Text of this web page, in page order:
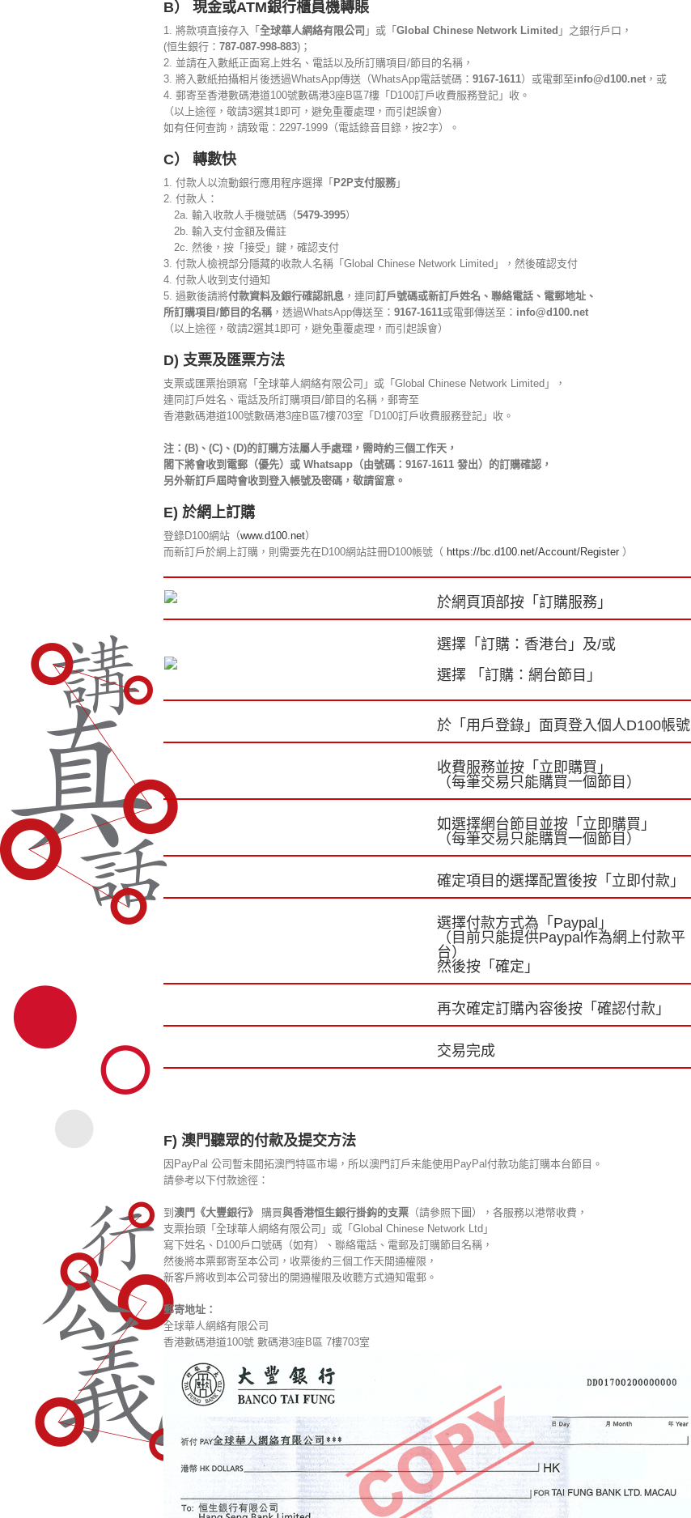
B） 現金或ATM銀行櫃員機轉賬
1. 將款項直接存入「全球華人網絡有限公司 」或「Global Chinese Network Limited 」之銀行戶口，
(恒生銀行： 787-087-998-883)；
2. 並請在入數紙正面寫上姓名、電話以及所訂購項目/節目的名稱，
3. 將入數紙拍攝相片後透過WhatsApp傳送（WhatsApp電話號碼： 9167-1611）或電郵至info@d100.net ，或
4. 郵寄至香港數碼港道100號數碼港3座B區7樓「D100訂戶收費服務登記」收。
（以上途徑，敬請3選其1即可，避免重覆處理，而引起誤會）
如有任何查詢，請致電：2297-1999（電話錄音目錄，按2字）。
C） 轉數快
1. 付款人以流動銀行應用程序選擇「P2P支付服務 」
2. 付款人：
2a. 輸入收款人手機號碼（5479-3995）
2b. 輸入支付金額及備註
2c. 然後，按「接受」鍵，確認支付
3. 付款人檢視部分隱藏的收款人名稱「Global Chinese Network Limited」，然後確認支付
4. 付款人收到支付通知
5. 過數後請將付款資料及銀行確認訊息 ，連同訂戶號碼或新訂戶姓名、聯絡電話、電郵地址、
所訂購項目/節目的名稱 ，透過WhatsApp傳送至： 9167-1611或電郵傳送至： info@d100.net
（以上途徑，敬請2選其1即可，避免重覆處理，而引起誤會）
D) 支票及匯票方法
支票或匯票抬頭寫「全球華人網絡有限公司」或「Global Chinese Network Limited」，
連同訂戶姓名、電話及所訂購項目/節目的名稱，郵寄至
香港數碼港道100號數碼港3座B區7樓703室「D100訂戶收費服務登記」收。
注：(B)、(C)、(D)的訂購方法屬人手處理，需時約三個工作天，
閣下將會收到電郵（優先）或 Whatsapp（由號碼：9167-1611 發出）的訂購確認，
另外新訂戶屆時會收到登入帳號及密碼，敬請留意。
E) 於網上訂購
登錄D100網站（www.d100.net）
而新訂戶於網上訂購，則需要先在D100網站註冊D100帳號（ https://bc.d100.net/Account/Register ）
於網頁頂部按「訂購服務」
選擇「訂購：香港台」及/或
選擇 「訂購：網台節目」
於「用戶登錄」面頁登入個人D100帳號
收費服務並按「立即購買」
（每筆交易只能購買一個節目）
如選擇網台節目並按「立即購買」
（每筆交易只能購買一個節目）
確定項目的選擇配置後按「立即付款」
選擇付款方式為「Paypal」
（目前只能提供Paypal作為網上付款平
台）
然後按「確定」
再次確定訂購內容後按「確認付款」
交易完成
F) 澳門聽眾的付款及提交方法
因PayPal 公司暫未開拓澳門特區市場，所以澳門訂戶未能使用PayPal付款功能訂購本台節目。
請參考以下付款途徑：
到澳門《大豐銀行》 購買與香港恒生銀行掛鈎的支票 （請參照下圖），各服務以港幣收費，
支票抬頭「全球華人網絡有限公司」或「Global Chinese Network Ltd」
寫下姓名、D100戶口號碼（如有）、聯絡電話、電郵及訂購節目名稱，
然後將本票郵寄至本公司，收票後約三個工作天開通權限，
新客戶將收到本公司發出的開通權限及收聽方式通知電郵。
郵寄地址：
全球華人網絡有限公司
香港數碼港道100號 數碼港3座B區 7樓703室